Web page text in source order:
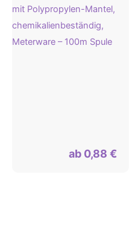
mit Polypropylen-Mantel,
chemikalienbeständig,
Meterware – 100m Spule
ab 0,88 €